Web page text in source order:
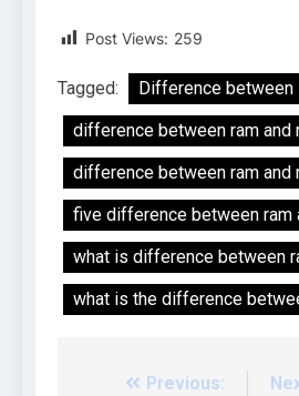
Post Views: 259
Tagged:
Difference between
difference between ram and
difference between ram and
five difference between ram
what is difference between
what is the difference
Previous: